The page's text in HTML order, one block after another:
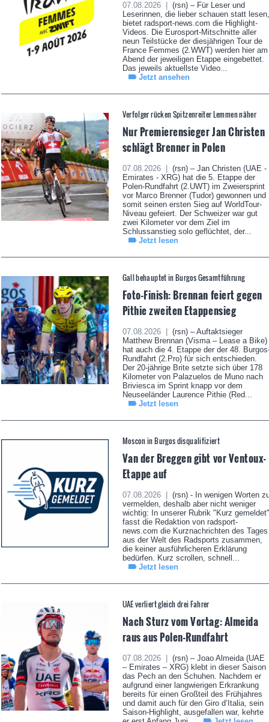
07.08.2026 |
(rsn) – Für Leser und
Leserinnen, die lieber schauen statt lesen,
bietet radsport-news.com die Highlight-
Videos. Die Eurosport-Mitschnitte aller
neun Teilstücke der diesjährigen Tour de
France Femmes (2.WWT) werden hier am
Abend der jeweiligen Etappe eingebettet.
Das jeweils aktuellste Video...
Jetzt ansehen
Verfolger rücken Spitzenreiter Lemmen näher
Nur Premierensieger Jan Christen
schlägt Brenner in Polen
07.08.2026 |
(rsn) – Jan Christen (UAE -
Emirates - XRG) hat die 5. Etappe der
Polen-Rundfahrt (2.UWT) im Zweiersprint
vor Marco Brenner (Tudor) gewonnen und
somit seinen ersten Sieg auf WorldTour-
Niveau gefeiert. Der Schweizer war gut
zwei Kilometer vor dem Ziel im
Schlussanstieg solo geflüchtet, der...
Jetzt lesen
Gall behauptet in Burgos Gesamtführung
Foto-Finish: Brennan feiert gegen
Pithie zweiten Etappensieg
07.08.2026 |
(rsn) – Auftaktsieger
Matthew Brennan (Visma – Lease a Bike)
hat auch die 4. Etappe der der 48.
Rundfahrt (2.Pro) für sich entschieden.
Der 20-jährige Brite setzte sich über 178
Kilometer von Palazuelos de Muno nach
Briviesca im Sprint knapp vor dem
Neuseeländer Laurence Pithie (Red...
Jetzt lesen
Moscon in Burgos disqualifiziert
Van der Breggen gibt vor Ventoux-
Etappe auf
07.08.2026 |
(rsn) - In wenigen Worten
vermelden, deshalb aber nicht weniger
wichtig: In unserer Rubrik "Kurz gemeldet"
fasst die Redaktion von radsport-
news.com die Kurznachrichten des Tages
aus der Welt des Radsports zusammen,
die keiner ausführlicheren Erklärung
bedürfen. Kurz scrollen, schnell...
Jetzt lesen
UAE verliert gleich drei Fahrer
Nach Sturz vom Vortag: Almeida
raus aus Polen-Rundfahrt
07.08.2026 |
(rsn) – Joao Almeida (UAE
– Emirates – XRG) klebt in dieser Saison
das Pech an den Schuhen. Nachdem er
aufgrund einer langwierigen Erkrankung
bereits für einen Großteil des Frühjahres
und damit auch für den Giro d’Italia, sein
Saison-Highlight, ausgefallen war, kehrte